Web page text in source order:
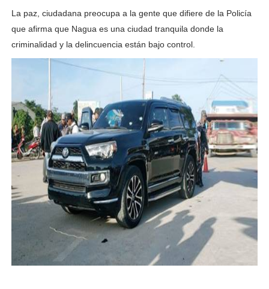
La paz, ciudadana preocupa a la gente que difiere de la Policía
que afirma que Nagua es una ciudad tranquila donde la
criminalidad y la delincuencia están bajo control.